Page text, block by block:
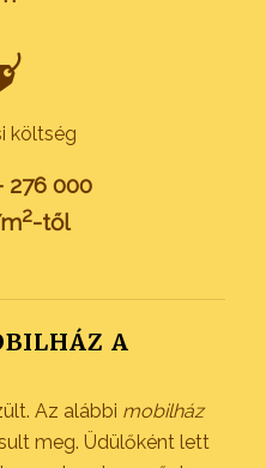
költség
276 000
2-től
A
Az alábbi mobilház
meg. Üdülőként lett